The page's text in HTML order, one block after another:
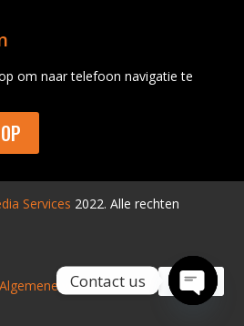
om naar telefoon navigatie te
Services 2022. Alle rechten
Algemene voorwaarden
Contact us
Open